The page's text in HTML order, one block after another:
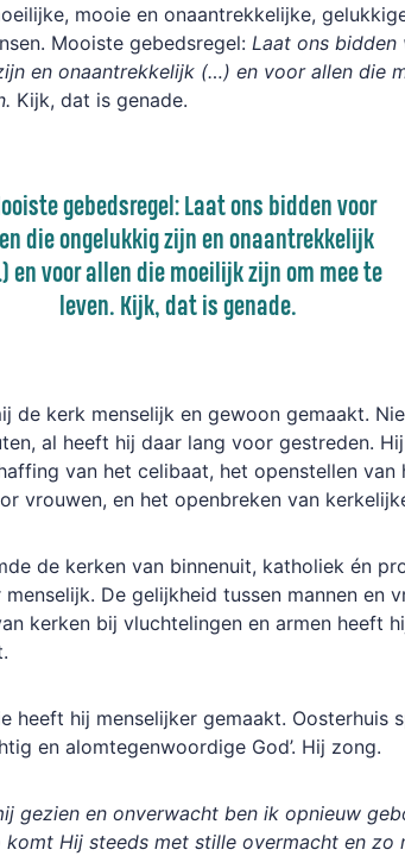
mooie en onaantrekkelijke,
Mooiste gebedsregel: Laat ons bidden
en onaantrekkelijk (…) en voor allen die
Kijk, dat is genade.
gebedsregel: Laat ons bidden voor
die ongelukkig zijn en onaantrekkelijk
en voor allen die moeilijk zijn om mee te
leven. Kijk, dat is genade.
de kerk menselijk en gewoon gemaakt.
al heeft hij daar lang voor gestreden.
van het celibaat, het openstellen van
vrouwen, en het openbreken van
de kerken van binnenuit, katholiek én
De gelijkheid tussen mannen en
kerken bij vluchtelingen en armen heeft
heeft hij menselijker gemaakt. Oosterhuis
en alomtegenwoordige God’. Hij zong.
gezien en onverwacht ben ik opnieuw
Hij steeds met stille overmacht en zo